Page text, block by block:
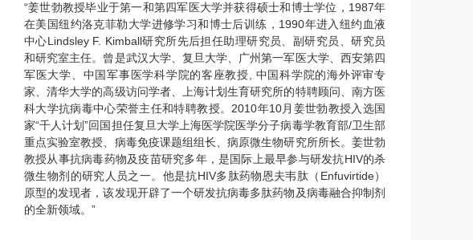
“姜世勃教授毕业于第一和第四军医大学并获得硕士和博士学位，1987年
在美国纽约洛克菲勒大学进修学习和博士后训练，1990年进入纽约血液
中心Lindsley F. Kimball研究所先后担任助理研究员、副研究员、研究员
和研究室主任。曾是武汉大学、复旦大学、广州第一军医大学、西安第四
军医大学、中国军事医学科学院的客座教授, 中国科学院的海外评审专
家、清华大学的高级访问学者、上海计划生育研究所的特聘顾问、南方医
科大学抗病毒中心荣誉主任和特聘教授。2010年10月姜世勃教授入选国
家“千人计划”回国担任复旦大学上海医学院医学分子病毒学教育部/卫生部
重点实验室教授、病毒免疫课题组组长、病原微生物研究所所长。姜世勃
教授从事抗病毒药物及疫苗研究多年，是国际上最早参与研发抗HIV的杀
微生物剂的研究人员之一。他是抗HIV多肽药物恩夫韦肽（Enfuvirtide）
原型的发现者，该发现开辟了一个研发抗病毒多肽药物及病毒融合抑制剂
的全新领域。”